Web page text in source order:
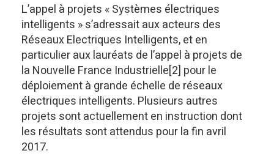
L’appel à projets « Systèmes électriques
intelligents » s’adressait aux acteurs des
Réseaux Electriques Intelligents, et en
particulier aux lauréats de l’appel à projets de
la Nouvelle France Industrielle[2] pour le
déploiement à grande échelle de réseaux
électriques intelligents. Plusieurs autres
projets sont actuellement en instruction dont
les résultats sont attendus pour la fin avril
2017.